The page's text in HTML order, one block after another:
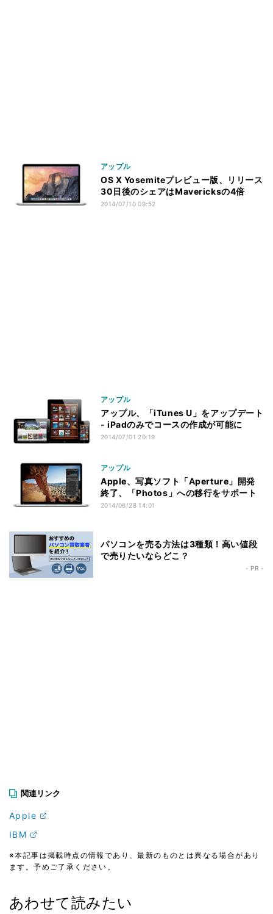
アップル
OS X Yosemiteプレビュー版、リリース
30日後のシェアはMavericksの4倍
2014/07/10 09:52
アップル
アップル、「iTunes U」をアップデート
- iPadのみでコースの作成が可能に
2014/07/01 20:19
アップル
Apple、写真ソフト「Aperture」開発
終了、「Photos」への移行をサポート
2014/06/28 14:01
パソコンを売る方法は3種類！高い値段
で売りたいならどこ？
- PR -
関連リンク
Apple
IBM
※本記事は掲載時点の情報であり、最新のものとは異なる場合があり
ます。予めご了承ください。
あわせて読みたい